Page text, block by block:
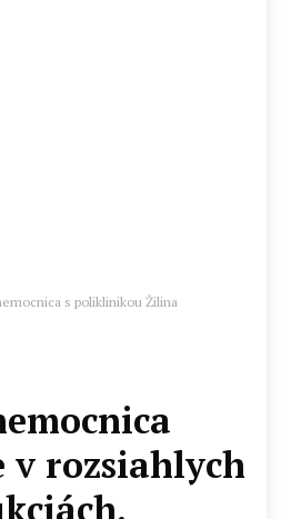
s poliklinikou Žilina
v rozsiahlych